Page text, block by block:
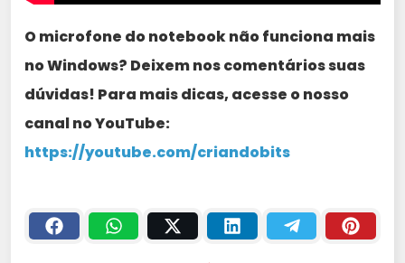
O microfone do notebook não funciona mais
no Windows? Deixem nos comentários suas
dúvidas! Para mais dicas, acesse o nosso
canal no YouTube:
https://youtube.com/criandobits